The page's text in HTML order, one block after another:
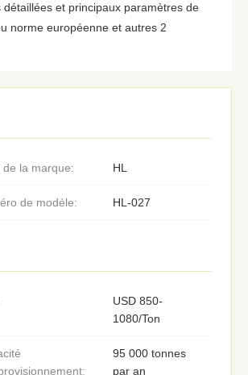
et principaux paramètres de
norme européenne et autres 2
de la marque: HL
de modèle: HL-027
USD 850-
1080/Ton
95 000 tonnes
par an